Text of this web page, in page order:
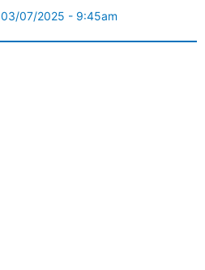
03/07/2025 - 9:45am